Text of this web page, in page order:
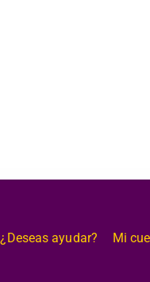
¿Deseas ayudar? Mi